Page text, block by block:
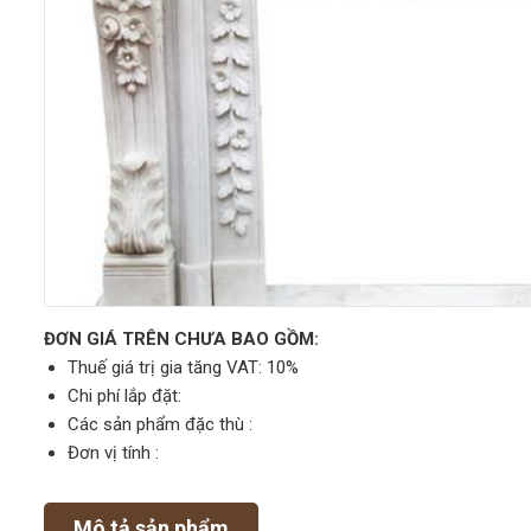
ĐƠN GIÁ TRÊN CHƯA BAO GỒM:
Thuế giá trị gia tăng VAT: 10%
Chi phí lắp đặt:
Các sản phẩm đặc thù :
Đơn vị tính :